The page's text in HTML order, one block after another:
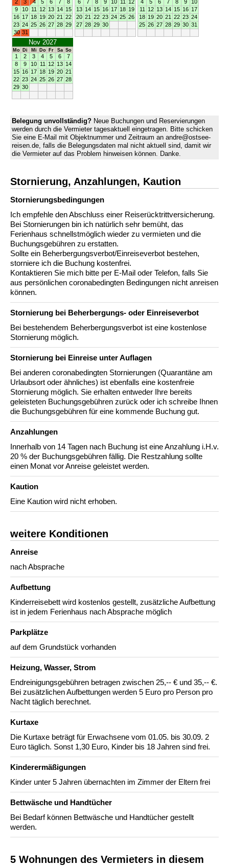
2 3 4 5 6 7
8
9
10 11 12 13 14 15
16 17 18 19 20 21 22
23 24 25 26 27 28 29
30 31
6 7 8 9 10 11
12
13 14 15 16 17 18 19
20 21 22 23 24 25 26
27 28 29 30
4 5 6 7 8 9
10
11
12 13 14 15 16 17
18 19 20 21 22 23 24
25 26 27 28 29 30 31
Nov 2027
Mo Di Mi Do Fr Sa So
1 2 3 4 5 6
7
8
9 10 11 12 13 14
15 16 17 18 19 20 21
22 23 24 25 26 27 28
29 30
Belegung unvollständig? Neue Buchungen und Reservierungen
werden durch die Vermieter tagesaktuell eingetragen. Bitte schicken
Sie eine E-Mail mit Objektnummer und Zeitraum an andre@ostsee-
reisen.de, falls die Belegungsdaten mal nicht aktuell sind, damit wir
die Vermieter auf das Problem hinweisen können. Danke.
Stornierung, Anzahlungen, Kaution
Stornierungs­bedingungen
Ich empfehle den Abschluss einer Reiserücktrittversicherung.
Bei Stornierungen bin ich natürlich sehr bemüht, das
Ferienhaus schnellstmöglich wieder zu vermieten und die
Buchungsgebühren zu erstatten.
Sollte ein Beherbergungsverbot/Einreiseverbot bestehen,
storniere ich die Buchung kostenfrei.
Kontaktieren Sie mich bitte per E-Mail oder Telefon, falls Sie
aus persönlichen coronabedingten Bedingungen nicht anreisen
können.
Stornierung bei Beherbergungs- oder Einreiseverbot
Bei bestehendem Beherbergungsverbot ist eine kostenlose
Stornierung möglich.
Stornierung bei Einreise unter Auflagen
Bei anderen coronabedingten Stornierungen (Quarantäne am
Urlaubsort oder ähnliches) ist ebenfalls eine kostenfreie
Stornierung möglich. Sie erhalten entweder Ihre bereits
geleisteten Buchungsgebühren zurück oder ich schreibe Ihnen
die Buchungsgebühren für eine kommende Buchung gut.
Anzahlungen
Innerhalb von 14 Tagen nach Buchung ist eine Anzahlung i.H.v.
20 % der Buchungsgebühren fällig. Die Restzahlung sollte
einen Monat vor Anreise geleistet werden.
Kaution
Eine Kaution wird nicht erhoben.
weitere Konditionen
Anreise
nach Absprache
Aufbettung
Kinderreisebett wird kostenlos gestellt, zusätzliche Aufbettung
ist in jedem Ferienhaus nach Absprache möglich
Parkplätze
auf dem Grundstück vorhanden
Heizung, Wasser, Strom
Endreinigungsgebühren betragen zwischen 25,-- € und 35,-- €.
Bei zusätzlichen Aufbettungen werden 5 Euro pro Person pro
Nacht täglich berechnet.
Kurtaxe
Die Kurtaxe beträgt für Erwachsene vom 01.05. bis 30.09. 2
Euro täglich. Sonst 1,30 Euro, Kinder bis 18 Jahren sind frei.
Kinderermäßigungen
Kinder unter 5 Jahren übernachten im Zimmer der Eltern frei
Bettwäsche und Handtücher
Bei Bedarf können Bettwäsche und Handtücher gestellt
werden.
5 Wohnungen des Vermieters in diesem